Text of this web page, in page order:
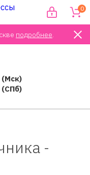
подробнее.
0
(Мск)
(СПб)
-